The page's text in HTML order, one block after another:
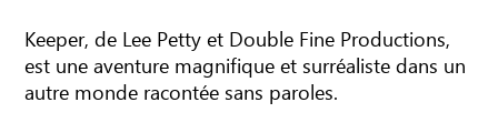
Keeper, de Lee Petty et Double Fine Productions,
est une aventure magnifique et surréaliste dans un
autre monde racontée sans paroles.